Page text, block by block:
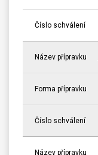
Číslo schválení
Název přípravku
Forma přípravku
Číslo schválení
Název přípravku